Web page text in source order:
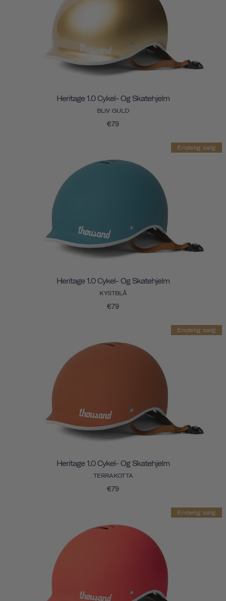
Heritage 1.0 Cykel- Og Skatehjelm
BLIV GULD
€79
Endelig salg
Heritage 1.0 Cykel- Og Skatehjelm
KYSTBLÅ
€79
Endelig salg
Heritage 1.0 Cykel- Og Skatehjelm
TERRAKOTTA
€79
Endelig salg